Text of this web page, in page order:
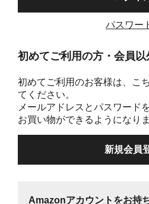
パスワー
初めてご利用の方・会員以
初めてご利用のお客様は、こ
てください。
メールアドレスとパスワード
お買い物ができるようになりま
Amazonアカウントをお持